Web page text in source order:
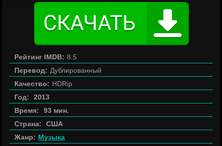
Рейтинг IMDB: 8.5
Перевод: Дублированный
Качество: HDRip
Год:
2013
Время:
93 мин.
Страна:
США
Жанр: Музыка